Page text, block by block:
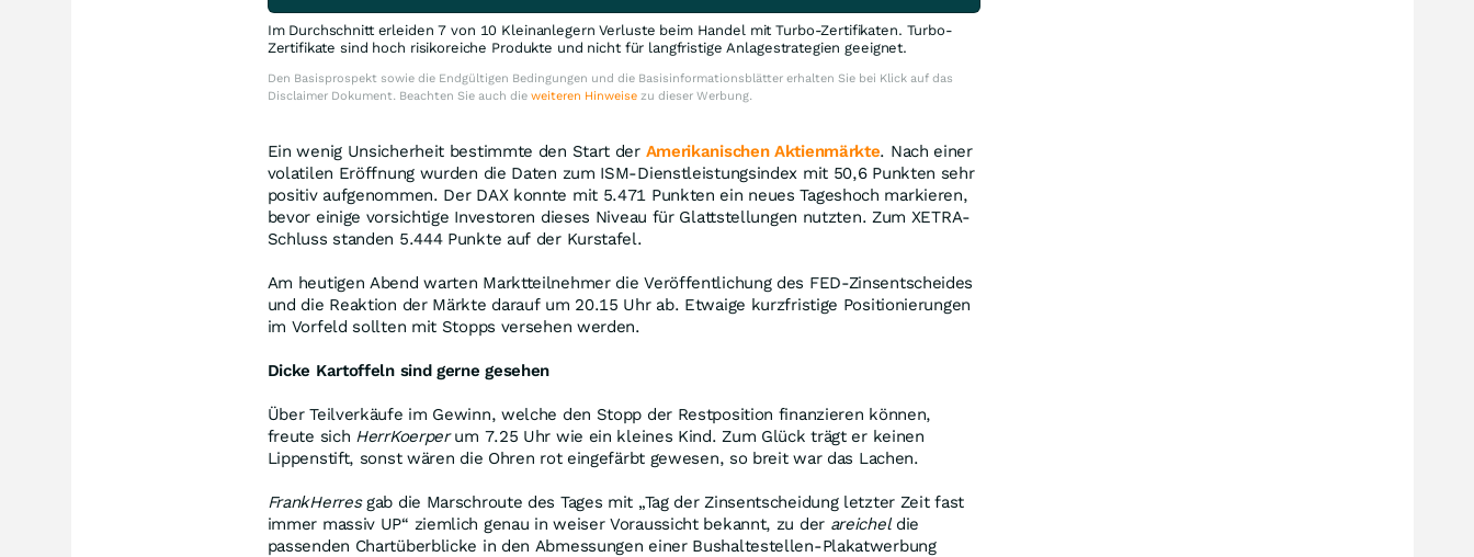
Im Durchschnitt erleiden 7 von 10 Kleinanlegern Verluste beim Handel mit Turbo-Zertifikaten. Turbo-
Zertifikate sind hoch risikoreiche Produkte und nicht für langfristige Anlagestrategien geeignet.
Den Basisprospekt sowie die Endgültigen Bedingungen und die Basisinformationsblätter erhalten Sie bei Klick auf das
Disclaimer Dokument. Beachten Sie auch die weiteren Hinweisezu dieser Werbung.
Ein wenig Unsicherheit bestimmte den Start der Amerikanischen Aktienmärkte. Nach einer
volatilen Eröffnung wurden die Daten zum ISM-Dienstleistungsindex mit 50,6 Punkten sehr
positiv aufgenommen. Der DAX konnte mit 5.471 Punkten ein neues Tageshoch markieren,
bevor einige vorsichtige Investoren dieses Niveau für Glattstellungen nutzten. Zum XETRA-
Schluss standen 5.444 Punkte auf der Kurstafel.
Am heutigen Abend warten Marktteilnehmer die Veröffentlichung des FED-Zinsentscheides
und die Reaktion der Märkte darauf um 20.15 Uhr ab. Etwaige kurzfristige Positionierungen
im Vorfeld sollten mit Stopps versehen werden.
Dicke Kartoffeln sind gerne gesehen
Über Teilverkäufe im Gewinn, welche den Stopp der Restposition finanzieren können,
freute sich HerrKoerperum 7.25 Uhr wie ein kleines Kind. Zum Glück trägt er keinen
Lippenstift, sonst wären die Ohren rot eingefärbt gewesen, so breit war das Lachen.
FrankHerresgab die Marschroute des Tages mit „Tag der Zinsentscheidung letzter Zeit fast
immer massiv UP“ ziemlich genau in weiser Voraussicht bekannt, zu der areicheldie
passenden Chartüberblicke in den Abmessungen einer Bushaltestellen-Plakatwerbung